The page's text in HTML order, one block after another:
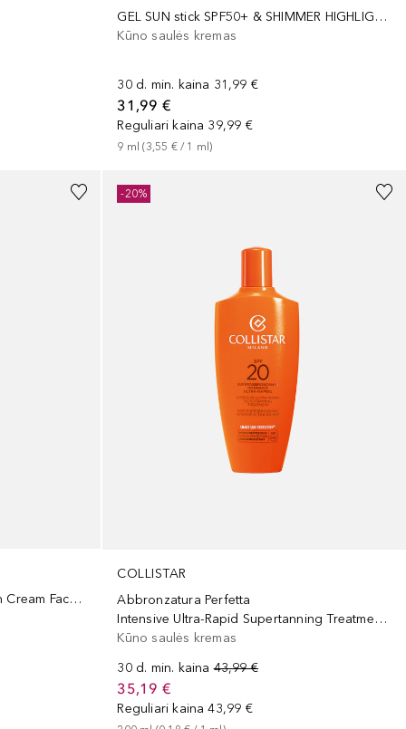
GEL SUN stick SPF50+ & SHIMMER HIGHLIGHTER stick
Kūno saulės kremas
30 d. min. kaina 31,99 €
31,99 €
Reguliari kaina 39,99 €
9 ml (3,55 € / 1 ml)
Eco-Compatible - Protective Sun Cream Face-Body SPF 30
COLLISTAR
Abbronzatura Perfetta
Intensive Ultra-Rapid Supertanning Treatment SPF 20
Kūno saulės kremas
30 d. min. kaina 43,99 €
35,19 €
Reguliari kaina 43,99 €
-20%